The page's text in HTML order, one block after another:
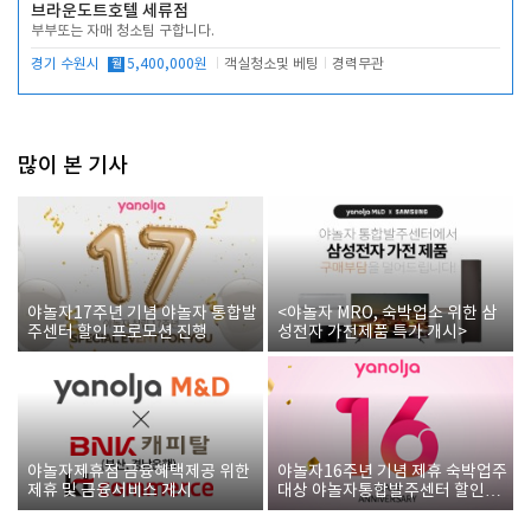
브라운도트호텔 세류점
부부또는 자매 청소팀 구합니다.
경기 수원시 월 5,400,000원 객실청소및 베팅 경력무관
많이 본 기사
야놀자17주년 기념 야놀자 통합발
주센터 할인 프로모션 진행
<야놀자 MRO, 숙박업소 위한 삼
성전자 가전제품 특가 개시>
야놀자제휴점 금융혜택제공 위한
제휴 및 금융서비스 게시
야놀자16주년 기념 제휴 숙박업주
대상 야놀자통합발주센터 할인쿠
폰 증정